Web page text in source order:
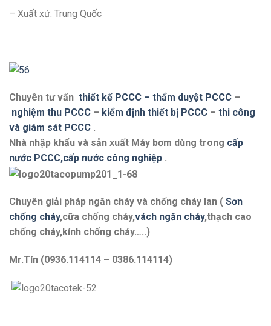
– Xuất xứ: Trung Quốc
Chuyên tư vấn thiết kế PCCC – thẩm duyệt PCCC –
nghiệm thu PCCC – kiểm định thiết bị PCCC – thi công
và giám sát PCCC .
Nhà nhập khẩu và sản xuất Máy bơm dùng trong cấp
nước PCCC,cấp nước công nghiệp .
Chuyên giải pháp ngăn cháy và chống cháy lan ( Sơn
chống cháy,cữa chống cháy,vách ngăn cháy,thạch cao
chống cháy,kính chống cháy…..)
Mr.Tín (0936.114114 – 0386.114114)